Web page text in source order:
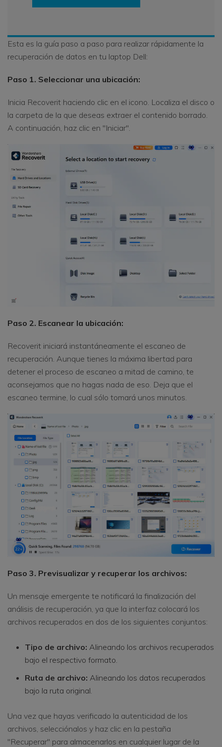
Esta es la guía paso a paso para realizar rápidamente la
recuperación de datos en tu laptop Dell:
Paso 1. Seleccionar una ubicación:
Inicia Recoverit haciendo clic en el icono. Localiza el disco o
la carpeta de la que deseas extraer el contenido borrado.
A continuación, haz clic en "Iniciar".
Paso 2. Escanear la ubicación:
Recoverit iniciará instantáneamente el escaneo de
recuperación. Aunque tienes la máxima libertad para
detener el proceso de escaneo a mitad de camino, te
aconsejamos que no hagas nada de eso. Deja que el
escaneo termine, lo cual sólo tomará unos minutos.
Paso 3. Previsualizar y recuperar los archivos:
Un mensaje emergente te notificará la finalización del
análisis de recuperación, ya que la interfaz colocará los
archivos recuperados en dos de los siguientes conjuntos:
Tipo de archivo: Alineando los archivos recuperados
bajo el respectivo formato.
Ruta de archivo: Alineando los datos recuperados
bajo la ruta original.
Una vez que hayas verificado la autenticidad de los
archivos, selecciónalos y haz clic en la pestaña
"Recuperar" para almacenarlos en cualquier lugar de la